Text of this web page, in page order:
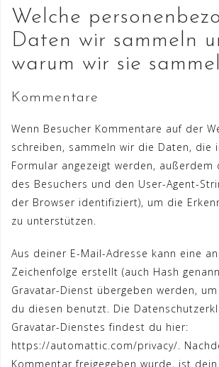
Welche
Daten wir sammeln
warum wir sie
Kommentare
Wenn Besucher Kommentare auf der
schreiben, sammeln wir die Daten, die
Formular angezeigt werden, außerdem
des Besuchers und den User-Agent-
der Browser identifiziert), um die
zu unterstützen.
Aus deiner E-Mail-Adresse kann eine
Zeichenfolge erstellt (auch Hash
Gravatar-Dienst übergeben werden,
du diesen benutzt. Die
Gravatar-Dienstes findest du hier:
https://automattic.com/privacy/.
Kommentar freigegeben wurde, ist